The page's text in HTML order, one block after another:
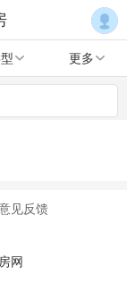
更多
见反馈
网